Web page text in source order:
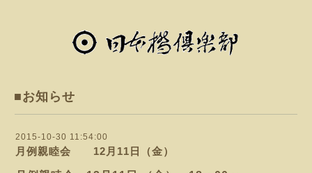
■お知らせ
2015-10-30 11:54:00
月例親睦会 12月11日（金）